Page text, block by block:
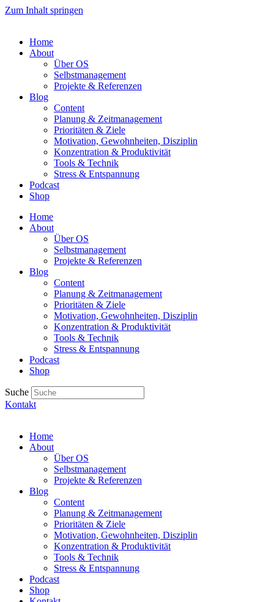
Zum Inhalt springen
Home
About
Über OS
Selbstmanagement
Projekte & Referenzen
Blog
Content
Planung & Zeitmanagement
Prioritäten & Ziele
Motivation, Gewohnheiten, Disziplin
Konzentration & Produktivität
Tools & Technik
Stress & Entspannung
Podcast
Shop
Home
About
Über OS
Selbstmanagement
Projekte & Referenzen
Blog
Content
Planung & Zeitmanagement
Prioritäten & Ziele
Motivation, Gewohnheiten, Disziplin
Konzentration & Produktivität
Tools & Technik
Stress & Entspannung
Podcast
Shop
Suche
Kontakt
Home
About
Über OS
Selbstmanagement
Projekte & Referenzen
Blog
Content
Planung & Zeitmanagement
Prioritäten & Ziele
Motivation, Gewohnheiten, Disziplin
Konzentration & Produktivität
Tools & Technik
Stress & Entspannung
Podcast
Shop